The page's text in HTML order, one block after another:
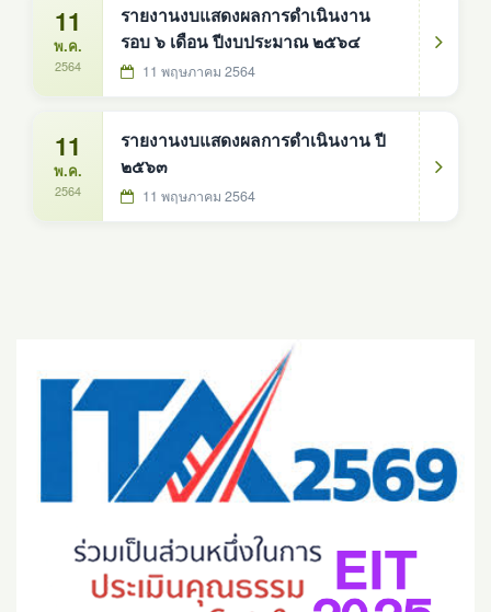
11
พ.ค.
2564
รายงานงบแสดงผลการดำเนินงาน
รอบ ๖ เดือน ปีงบประมาณ ๒๕๖๔
11 พฤษภาคม 2564
11
พ.ค.
2564
รายงานงบแสดงผลการดำเนินงาน ปี
๒๕๖๓
11 พฤษภาคม 2564